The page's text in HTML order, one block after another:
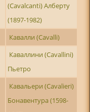
(Cavalcanti) Алберту
(1897-1982)
Кавалли (Cavalli)
Каваллини (Cavallini)
Пьетро
Кавальери (Cavalieri)
Бонавентура (1598-